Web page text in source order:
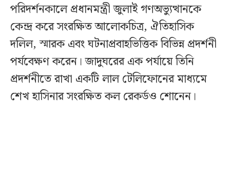
পরিদর্শনকালে প্রধানমন্ত্রী জুলাই গণঅভ্যুত্থানকে
কেন্দ্র করে সংরক্ষিত আলোকচিত্র, ঐতিহাসিক
দলিল, স্মারক এবং ঘটনাপ্রবাহভিত্তিক বিভিন্ন প্রদর্শনী
পর্যবেক্ষণ করেন। জাদুঘরের এক পর্যায়ে তিনি
প্রদর্শনীতে রাখা একটি লাল টেলিফোনের মাধ্যমে
শেখ হাসিনার সংরক্ষিত কল রেকর্ডও শোনেন।